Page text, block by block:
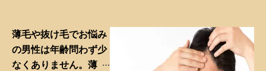
薄毛や抜け毛でお悩み
の男性は年齢問わず少
なくありません。薄